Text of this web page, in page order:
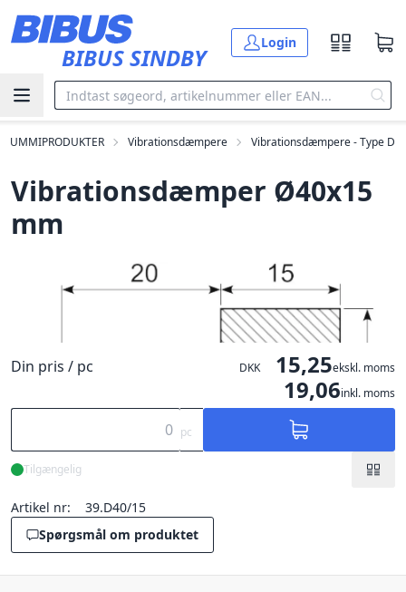
BIBUS SINDBY
Login
GUMMIPRODUKTER Vibrationsdæmpere Vibrationsdæmpere - Type D
Vibrationsdæmper Ø40x15
mm
Din pris / pc DKK 15,25ekskl. moms
19,06inkl. moms
pc
Tilgængelig
Artikel nr:
39.D40/15
Spørgsmål om produktet